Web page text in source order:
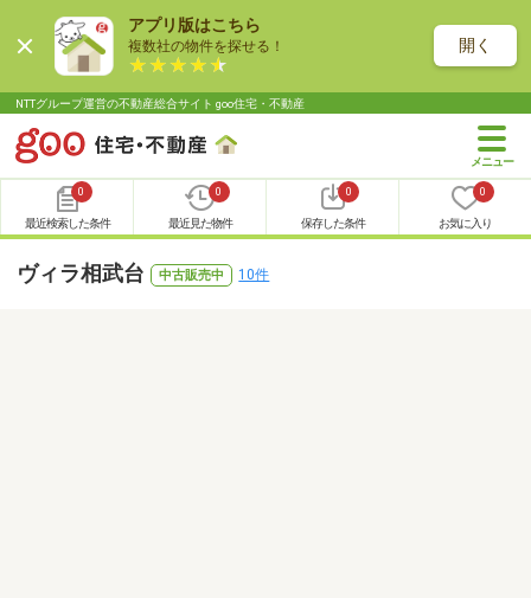
アプリ版はこちら
複数社の物件を探せる！ 開く
NTTグループ運営の不動産総合サイト goo住宅・不動産
0
最近検索した条件
0
最近見た物件
0
保存した条件
0
お気に入り
ヴィラ相武台 中古販売中 10件